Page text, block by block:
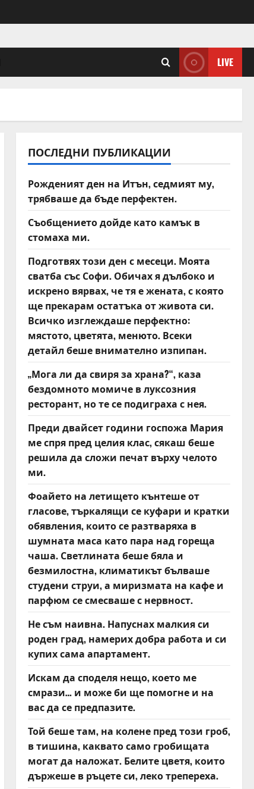
LIVE
ПОСЛЕДНИ ПУБЛИКАЦИИ
Рожденият ден на Итън, седмият му,
трябваше да бъде перфектен.
Съобщението дойде като камък в
стомаха ми.
Подготвях този ден с месеци. Моята
сватба със Софи. Обичах я дълбоко и
искрено вярвах, че тя е жената, с която
ще прекарам остатъка от живота си.
Всичко изглеждаше перфектно:
мястото, цветята, менюто. Всеки
детайл беше внимателно изпипан.
„Мога ли да свиря за храна?“, каза
бездомното момиче в луксозния
ресторант, но те се подиграха с нея.
Преди двайсет години госпожа Мария
ме спря пред целия клас, сякаш беше
решила да сложи печат върху челото
ми.
Фоайето на летището кънтеше от
гласове, търкалящи се куфари и кратки
обявления, които се разтваряха в
шумната маса като пара над гореща
чаша. Светлината беше бяла и
безмилостна, климатикът бълваше
студени струи, а миризмата на кафе и
парфюм се смесваше с нервност.
Не съм наивна. Напуснах малкия си
роден град, намерих добра работа и си
купих сама апартамент.
Искам да споделя нещо, което ме
смрази… и може би ще помогне и на
вас да се предпазите.
Той беше там, на колене пред този гроб,
в тишина, каквато само гробищата
могат да наложат. Белите цветя, които
държеше в ръцете си, леко трепереха.